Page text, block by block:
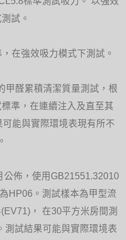
試。
在強效吸力模式下測試。
甲醛累積清潔質量測試，根
準，在連續注入及直至其
能與實際環境表現有所不
公佈，使用GB21551.32010
HP06。測試樣本為甲型流
， 在30平方米房間測
測試結果可能與實際環境表